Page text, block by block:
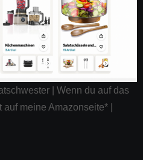
| Wenn du auf das
meine Amazonseite* |